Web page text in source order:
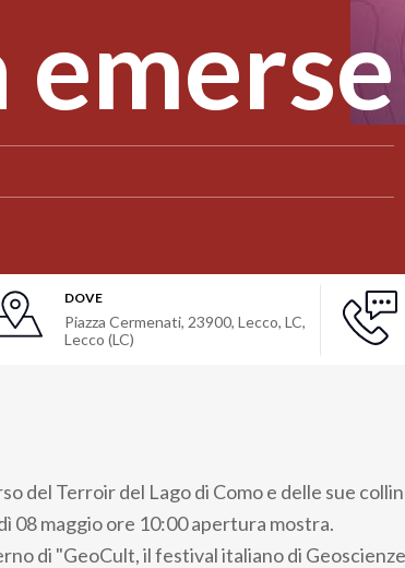
DOVE
Piazza Cermenati, 23900, Lecco, LC,
Lecco (LC)
del Terroir del Lago di Como e delle sue
08 maggio ore 10:00 apertura mostra.
di "GeoCult, il festival italiano di